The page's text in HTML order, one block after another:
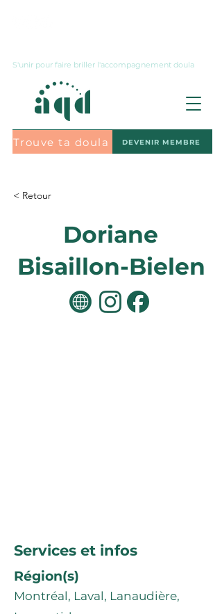
S'unir pour faire briller l'accompagnement doula
Trouve ta doula DEVENIR MEMBRE
< Retour
Doriane
Bisaillon-Bielen
Services et infos
Région(s)
Montréal, Laval, Lanaudière,